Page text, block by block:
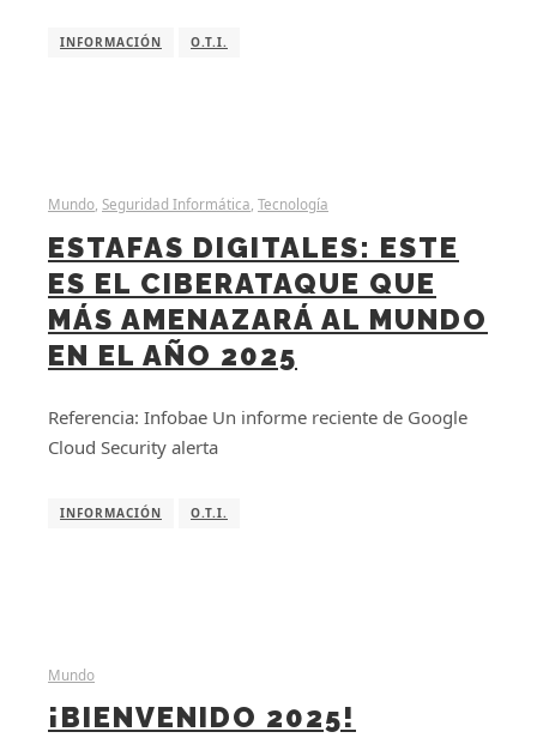
INFORMACIÓN O.T.I.
Mundo, Seguridad Informática, Tecnología
ESTAFAS DIGITALES: ESTE
ES EL CIBERATAQUE QUE
MÁS AMENAZARÁ AL MUNDO
EN EL AÑO 2025
Referencia: Infobae Un informe reciente de Google
Cloud Security alerta
INFORMACIÓN O.T.I.
Mundo
¡BIENVENIDO 2025!